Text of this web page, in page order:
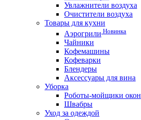
Увлажнители воздуха
Очистители воздуха
Товары для кухни
Аэрогрили Новинка
Чайники
Кофемашины
Кофеварки
Блендеры
Аксессуары для вина
Уборка
Роботы-мойщики окон
Швабры
Уход за одеждой